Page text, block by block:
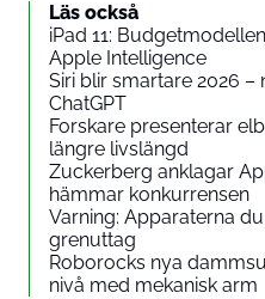
Läs också
iPad 11:
Apple Intelligence
Siri blir smartare 2026 –
ChatGPT
Forskare presenterar
längre livslängd
Zuckerberg anklagar
hämmar konkurrensen
Varning: Apparaterna
grenuttag
Roborocks nya
nivå med mekanisk arm